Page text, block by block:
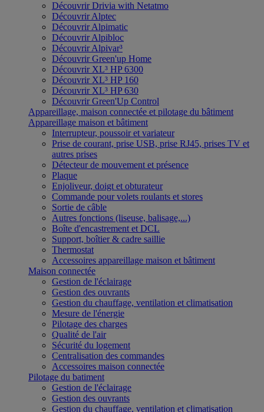
Découvrir Drivia with Netatmo
Découvrir Alptec
Découvrir Alpimatic
Découvrir Alpibloc
Découvrir Alpivar³
Découvrir Green'up Home
Découvrir XL³ HP 6300
Découvrir XL³ HP 160
Découvrir XL³ HP 630
Découvrir Green'Up Control
Appareillage, maison connectée et pilotage du bâtiment
Appareillage maison et bâtiment
Interrupteur, poussoir et variateur
Prise de courant, prise USB, prise RJ45, prises TV et
autres prises
Détecteur de mouvement et présence
Plaque
Enjoliveur, doigt et obturateur
Commande pour volets roulants et stores
Sortie de câble
Autres fonctions (liseuse, balisage,...)
Boîte d'encastrement et DCL
Support, boîtier & cadre saillie
Thermostat
Accessoires appareillage maison et bâtiment
Maison connectée
Gestion de l'éclairage
Gestion des ouvrants
Gestion du chauffage, ventilation et climatisation
Mesure de l'énergie
Pilotage des charges
Qualité de l'air
Sécurité du logement
Centralisation des commandes
Accessoires maison connectée
Pilotage du batiment
Gestion de l'éclairage
Gestion des ouvrants
Gestion du chauffage, ventilation et climatisation